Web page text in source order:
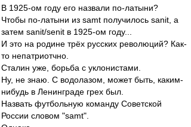
В 1925-ом году его назвали по-латыни?
Чтобы по-латыни из samt получилось sanit, а
затем sanit/senit в 1925-ом году...
И это на родине трёх русских революций? Как-
то непатриотчно.
Сталин уже, борьба с уклонистами.
Ну, не знаю. С водолазом, может быть, каким-
нибудь в Ленинграде грех был.
Назвать футбольную команду Советской
России словом "samt".